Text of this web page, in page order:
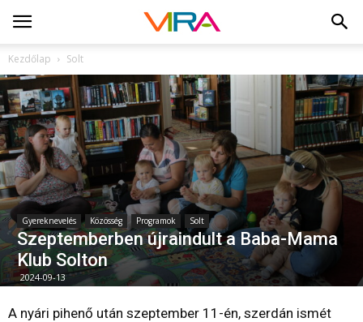
Kezdőlap Solt
Gyereknevelés Közösség Programok Solt
Szeptemberben újraindult a Baba-Mama
Klub Solton
2024-09-13
A nyári pihenő után szeptember 11-én, szerdán ismét